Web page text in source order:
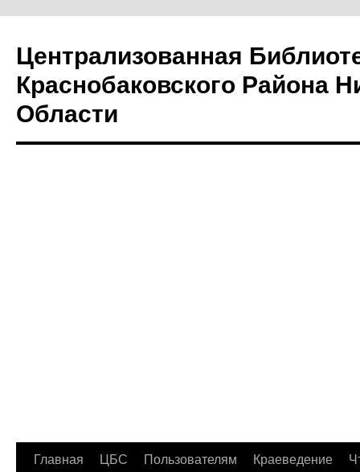
Централизованная
Краснобаковского Района
Области
Перейти
Главная ЦБС Пользователям Краеведение